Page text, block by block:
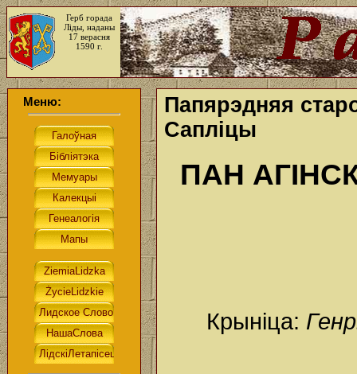
Герб горада
Ліды, наданы
17 верасня
1590 г.
Меню:
Папярэдняя
Сапліцы
ПАН
Крыніца: